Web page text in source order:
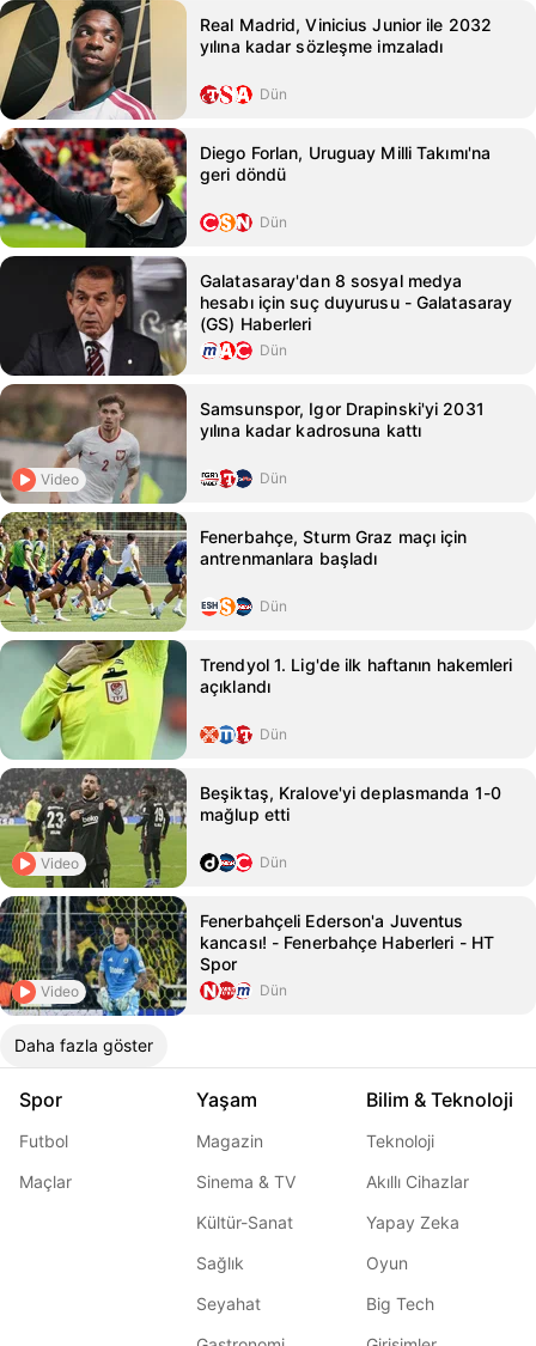
Real Madrid, Vinicius Junior ile 2032
yılına kadar sözleşme imzaladı
Dün
Diego Forlan, Uruguay Milli Takımı'na
geri döndü
Dün
Galatasaray'dan 8 sosyal medya
hesabı için suç duyurusu - Galatasaray
(GS) Haberleri
Dün
Video
Samsunspor, Igor Drapinski'yi 2031
yılına kadar kadrosuna kattı
Dün
Fenerbahçe, Sturm Graz maçı için
antrenmanlara başladı
Dün
Trendyol 1. Lig'de ilk haftanın hakemleri
açıklandı
Dün
Video
Beşiktaş, Kralove'yi deplasmanda 1-0
mağlup etti
Dün
Video
Fenerbahçeli Ederson'a Juventus
kancası! - Fenerbahçe Haberleri - HT
Spor
Dün
Daha fazla göster
Spor
Futbol
Maçlar
Yaşam
Magazin
Sinema & TV
Kültür-Sanat
Sağlık
Seyahat
Bilim & Teknoloji
Teknoloji
Akıllı Cihazlar
Yapay Zeka
Oyun
Big Tech